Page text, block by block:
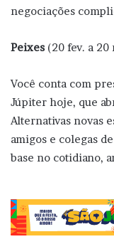
negociações
Peixes (20 fev. a 20
Você conta com
Júpiter hoje, que
Alternativas novas
amigos e colegas
base no cotidiano,